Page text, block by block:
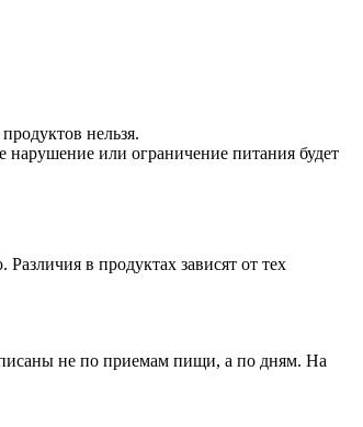
нельзя.
или ограничение питания будет
в продуктах зависят от тех
не по приемам пищи, а по дням. На